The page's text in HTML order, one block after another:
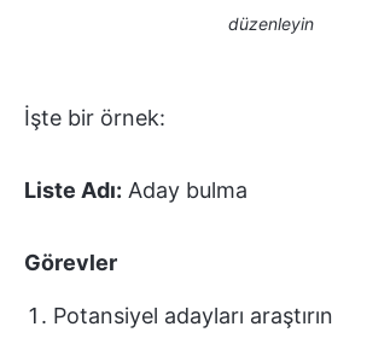
düzenleyin
İşte bir örnek:
Liste Adı: Aday bulma
Görevler
Potansiyel adayları araştırın